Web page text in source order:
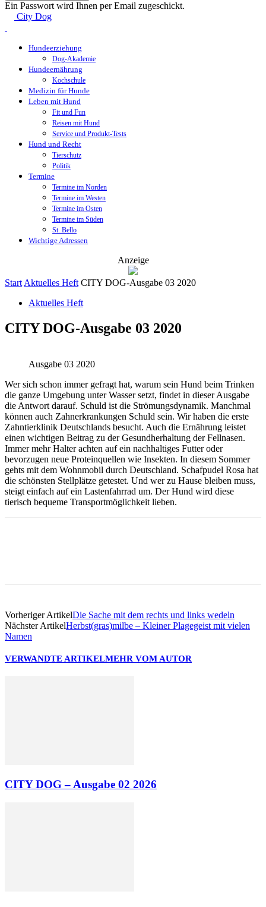
Ein Passwort wird Ihnen per Email zugeschickt.
City Dog
Hundeerziehung
Dog-Akademie
Hundeernährung
Kochschule
Medizin für Hunde
Leben mit Hund
Fit und Fun
Reisen mit Hund
Service und Produkt-Tests
Hund und Recht
Tierschutz
Politik
Termine
Termine im Norden
Termine im Westen
Termine im Osten
Termine im Süden
St. Bello
Wichtige Adressen
Anzeige
Start Aktuelles Heft CITY DOG-Ausgabe 03 2020
Aktuelles Heft
CITY DOG-Ausgabe 03 2020
Ausgabe 03 2020
Wer sich schon immer gefragt hat, warum sein Hund beim Trinken
die ganze Umgebung unter Wasser setzt, findet in dieser Ausgabe
die Antwort darauf. Schuld ist die Strömungsdynamik. Manchmal
können auch Zahnerkrankungen Schuld sein. Wir haben die erste
Zahntierklinik Deutschlands besucht. Auch die Ernährung leistet
einen wichtigen Beitrag zu der Gesundherhaltung der Fellnasen.
Immer mehr Halter achten auf ein nachhaltiges Futter oder
bevorzugen neue Proteinquellen wie Insekten. In diesem Sommer
gehts mit dem Wohnmobil durch Deutschland. Schafpudel Rosa hat
die schönsten Stellplätze getestet. Und wer zu Hause bleiben muss,
steigt einfach auf ein Lastenfahrrad um. Der Hund wird diese
tierisch bequeme Transportmöglichkeit lieben.
Vorheriger ArtikelDie Sache mit dem rechts und links wedeln
Nächster ArtikelHerbst(gras)milbe – Kleiner Plagegeist mit vielen
Namen
VERWANDTE ARTIKELMEHR VOM AUTOR
CITY DOG – Ausgabe 02 2026